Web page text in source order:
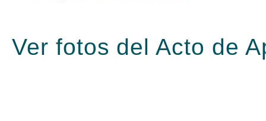
Ver fotos del Acto de